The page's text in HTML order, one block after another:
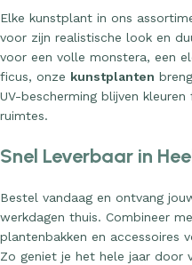
Elke kunstplant in ons
voor zijn realistische look en
voor een volle monstera, een
ficus, onze kunstplanten
UV-bescherming blijven
ruimtes.
Snel Leverbaar in
Bestel vandaag en ontvang
werkdagen thuis. Combineer
plantenbakken en accessoires
Zo geniet je het hele jaar door